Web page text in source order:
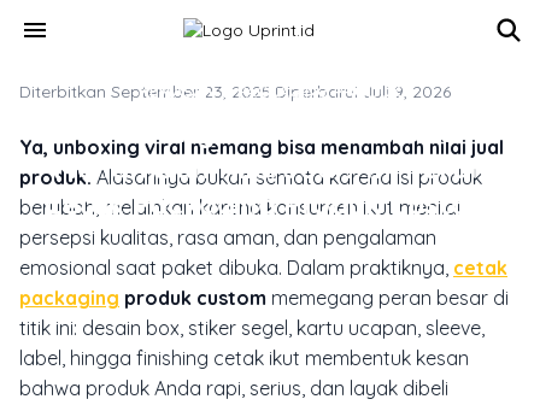
menu
KEMASAN & PACKAGING PRODUK
Unboxing Viral Produk Bisa
Menambah Nilai Jual? Ini Peran
Cetak Packaging Produk Custom
Diterbitkan September 23, 2025 Diperbarui Juli 9, 2026
Ya, unboxing viral memang bisa menambah nilai jual
produk. Alasannya bukan semata karena isi produk
berubah, melainkan karena konsumen ikut menilai
persepsi kualitas, rasa aman, dan pengalaman
emosional saat paket dibuka. Dalam praktiknya, cetak
packaging produk custom memegang peran besar di
titik ini: desain box, stiker segel, kartu ucapan, sleeve,
label, hingga finishing cetak ikut membentuk kesan
bahwa produk Anda rapi, serius, dan layak dibeli